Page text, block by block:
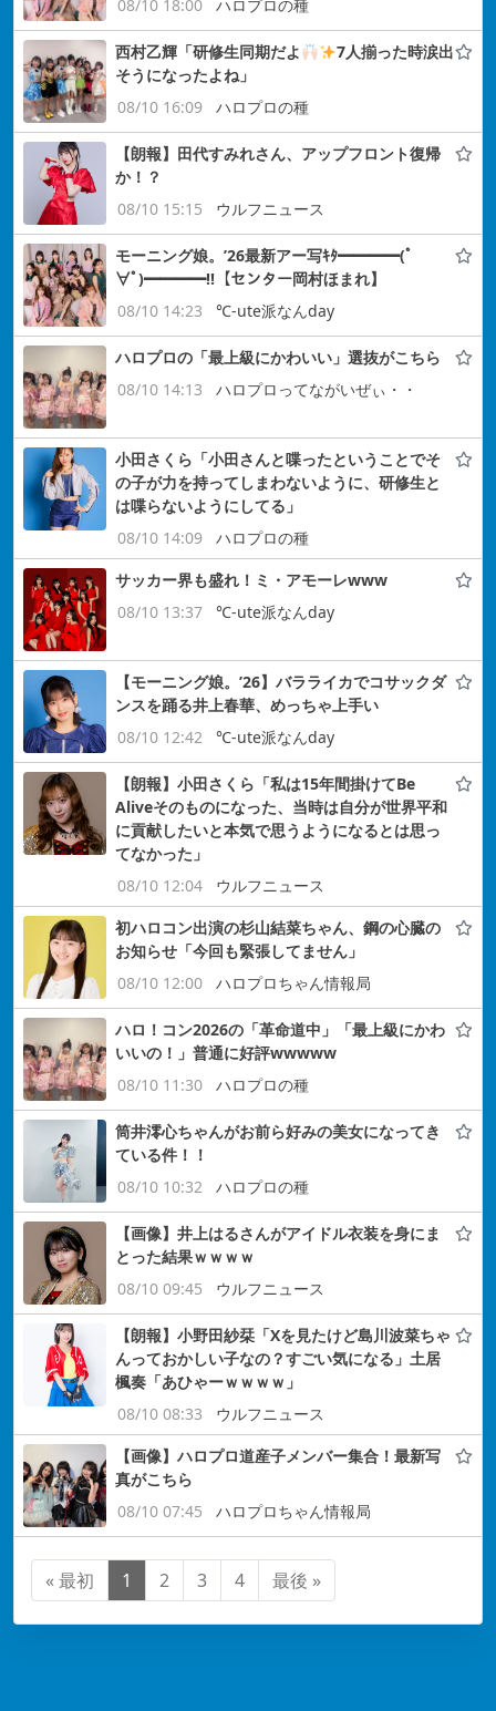
08/10 18:00
ハロプロの種
西村乙輝「研修生同期だよ
7人揃った時涙出
そうになったよね」
08/10 16:09
ハロプロの種
【朗報】田代すみれさん、アップフロント復帰
か！？
08/10 15:15
ウルフニュース
モーニング娘。’26最新アー写ｷﾀ━━━━(ﾟ
∀ﾟ)━━━━!!【センター岡村ほまれ】
08/10 14:23
℃-ute派なんday
ハロプロの「最上級にかわいい」選抜がこちら
08/10 14:13
ハロプロってながいぜぃ・・
小田さくら「小田さんと喋ったということでそ
の子が力を持ってしまわないように、研修生と
は喋らないようにしてる」
08/10 14:09
ハロプロの種
サッカー界も盛れ！ミ・アモーレwww
08/10 13:37
℃-ute派なんday
【モーニング娘。’26】バラライカでコサックダ
ンスを踊る井上春華、めっちゃ上手い
08/10 12:42
℃-ute派なんday
【朗報】小田さくら「私は15年間掛けてBe
Aliveそのものになった、当時は自分が世界平和
に貢献したいと本気で思うようになるとは思っ
てなかった」
08/10 12:04
ウルフニュース
初ハロコン出演の杉山結菜ちゃん、鋼の心臓の
お知らせ「今回も緊張してません」
08/10 12:00
ハロプロちゃん情報局
ハロ！コン2026の「革命道中」「最上級にかわ
いいの！」普通に好評wwwww
08/10 11:30
ハロプロの種
筒井澪心ちゃんがお前ら好みの美女になってき
ている件！！
08/10 10:32
ハロプロの種
【画像】井上はるさんがアイドル衣装を身にま
とった結果ｗｗｗｗ
08/10 09:45
ウルフニュース
【朗報】小野田紗栞「Xを見たけど島川波菜ちゃ
んっておかしい子なの？すごい気になる」土居
楓奏「あひゃーｗｗｗｗ」
08/10 08:33
ウルフニュース
【画像】ハロプロ道産子メンバー集合！最新写
真がこちら
08/10 07:45
ハロプロちゃん情報局
« 最初 1 2 3 4 最後 »